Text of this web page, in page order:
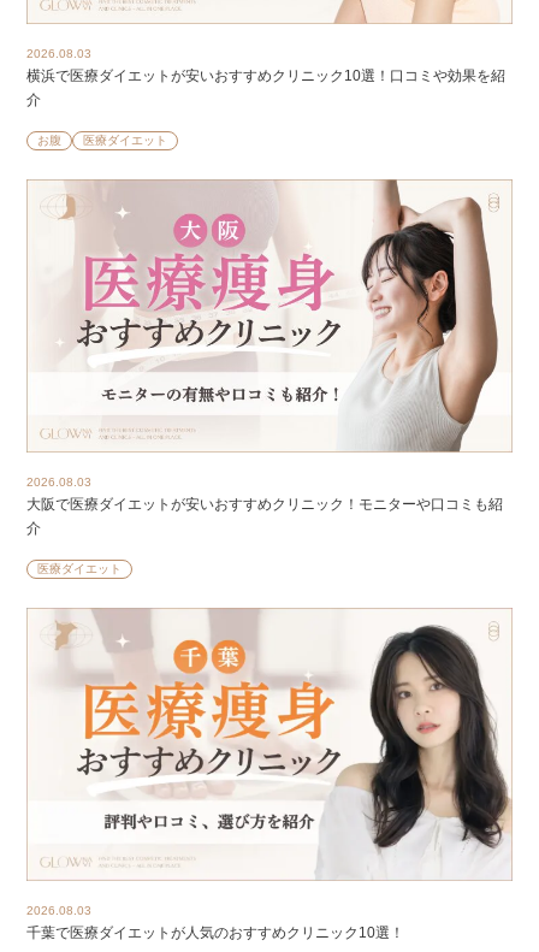
2026.08.03
横浜で医療ダイエットが安いおすすめクリニック10選！口コミや効果を紹
介
お腹 医療ダイエット
2026.08.03
大阪で医療ダイエットが安いおすすめクリニック！モニターや口コミも紹
介
医療ダイエット
2026.08.03
千葉で医療ダイエットが人気のおすすめクリニック10選！